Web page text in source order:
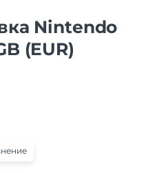
Nintendo
(EUR)